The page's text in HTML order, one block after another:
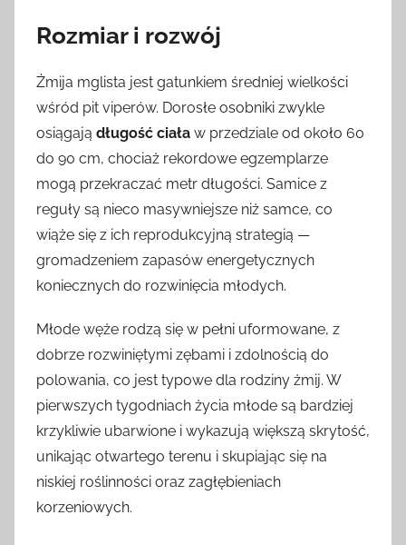
Rozmiar i rozwój
Żmija mglista jest gatunkiem średniej wielkości
wśród pit viperów. Dorosłe osobniki zwykle
osiągają długość ciała w przedziale od około 60
do 90 cm, chociaż rekordowe egzemplarze
mogą przekraczać metr długości. Samice z
reguły są nieco masywniejsze niż samce, co
wiąże się z ich reprodukcyjną strategią —
gromadzeniem zapasów energetycznych
koniecznych do rozwinięcia młodych.
Młode węże rodzą się w pełni uformowane, z
dobrze rozwiniętymi zębami i zdolnością do
polowania, co jest typowe dla rodziny żmij. W
pierwszych tygodniach życia młode są bardziej
krzykliwie ubarwione i wykazują większą skrytość,
unikając otwartego terenu i skupiając się na
niskiej roślinności oraz zagłębieniach
korzeniowych.